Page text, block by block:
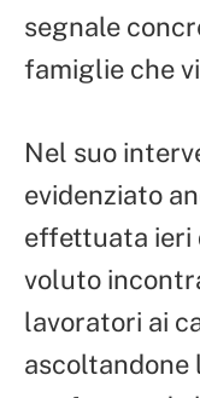
segnale
famiglie che
Nel suo
evidenziato
effettuata ieri
voluto
lavoratori ai
ascoltandone